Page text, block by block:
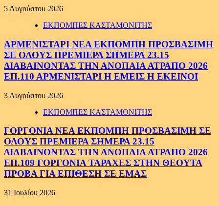
5 Αυγούστου 2026
ΕΚΠΟΜΠΕΣ ΚΑΣΤΑΜΟΝΙΤΗΣ
ΑΡΜΕΝΙΣΤΑΡΙ ΝΕΑ ΕΚΠΟΜΠΗ ΠΡΟΣΒΑΣΙΜΗ
ΣΕ ΟΛΟΥΣ ΠΡΕΜΙΕΡΑ ΣΗΜΕΡΑ 23.15
ΔΙΑΒΑΙΝΟΝΤΑΣ ΤΗΝ ΑΝΟΠΑΙΑ ΑΤΡΑΠΟ 2026
ΕΠ.110 ΑΡΜΕΝΙΣΤΑΡΙ Η ΕΜΕΙΣ Η ΕΚΕΙΝΟΙ
3 Αυγούστου 2026
ΕΚΠΟΜΠΕΣ ΚΑΣΤΑΜΟΝΙΤΗΣ
ΓΟΡΓΟΝΙΑ ΝΕΑ ΕΚΠΟΜΠΗ ΠΡΟΣΒΑΣΙΜΗ ΣΕ
ΟΛΟΥΣ ΠΡΕΜΙΕΡΑ ΣΗΜΕΡΑ 23.15
ΔΙΑΒΑΙΝΟΝΤΑΣ ΤΗΝ ΑΝΟΠΑΙΑ ΑΤΡΑΠΟ 2026
ΕΠ.109 ΓΟΡΓΟΝΙΑ ΤΑΡΑΧΕΣ ΣΤΗΝ ΘΕΟΥΤΑ
ΠΡΟΒΑ ΓΙΑ ΕΠΙΘΕΣΗ ΣΕ ΕΜΑΣ
31 Ιουλίου 2026